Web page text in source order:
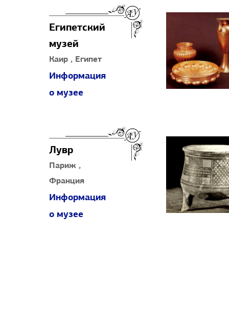
Египетский
музей
Каир , Египет
Информация
о музее
Лувр
Париж ,
Франция
Информация
о музее